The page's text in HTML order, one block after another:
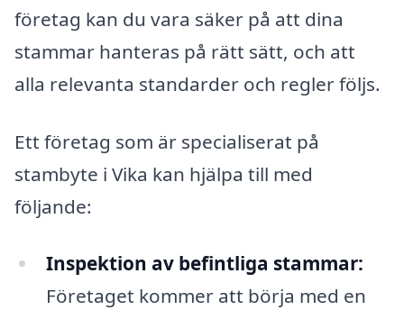
företag kan du vara säker på att dina
stammar hanteras på rätt sätt, och att
alla relevanta standarder och regler följs.
Ett företag som är specialiserat på
stambyte i Vika kan hjälpa till med
följande:
Inspektion av befintliga stammar:
Företaget kommer att börja med en